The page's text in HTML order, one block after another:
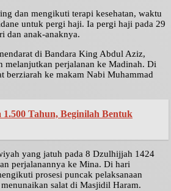
dan mengikuti terapi kesehatan, waktu
untuk pergi haji. Ia pergi haji pada 29
dan anak-anaknya.
di Bandara King Abdul Aziz,
melanjutkan perjalanan ke Madinah. Di
berziarah ke makam Nabi Muhammad
1.500 Tahun, Beginilah Bentuk
yang jatuh pada 8 Dzulhijjah 1424
perjalanannya ke Mina. Di hari
prosesi puncak pelaksanaan
salat di Masjidil Haram.